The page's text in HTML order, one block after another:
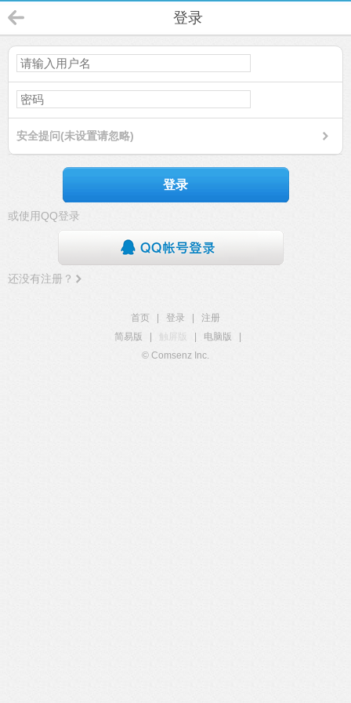
登录
安全提问(未设置请忽略)
登录
或使用QQ登录
还没有注册？
首页 登录
注册
简易版
触屏版 电脑版
© Comsenz Inc.